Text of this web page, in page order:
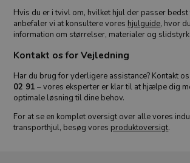
Hvis du er i tvivl om, hvilket hjul der passer
anbefaler vi at konsultere vores hjulguide, hvor
information om størrelser, materialer og
Kontakt os for Vejledning
Har du brug for yderligere assistance? Kontakt
02 91 – vores eksperter er klar til at hjælpe dig
optimale løsning til dine behov.
For at se en komplet oversigt over alle vores
transporthjul, besøg vores produktoversigt.